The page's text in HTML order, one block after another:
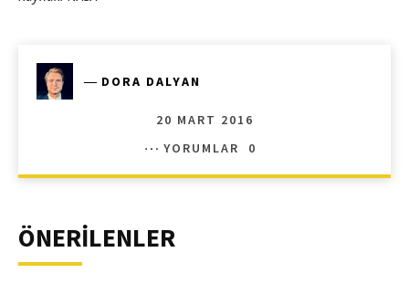
― DORA DALYAN
20 MART 2016
YORUMLAR
0
ÖNERİLENLER